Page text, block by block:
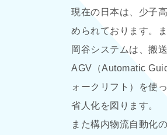
現在の日本は、少子
められております。
岡谷システムは、搬
AGV（Automatic
ォークリフト）を使
省人化を図ります。
また構内物流自動化